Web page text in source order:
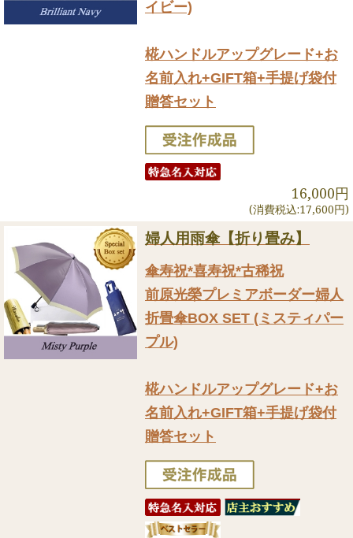
イビー)
椛ハンドルアップグレード+お
名前入れ+GIFT箱+手提げ袋付
贈答セット
16,000円
(消費税込:17,600円)
婦人用雨傘【折り畳み】
傘寿祝*喜寿祝*古稀祝
前原光榮プレミアボーダー婦人
折畳傘BOX SET (ミスティパー
プル)
椛ハンドルアップグレード+お
名前入れ+GIFT箱+手提げ袋付
贈答セット